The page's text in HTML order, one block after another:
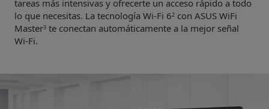
tareas más intensivas y ofrecerte un acceso rápido a todo
lo que necesitas. La tecnología Wi-Fi 62 con ASUS WiFi
Master3 te conectan automáticamente a la mejor señal
Wi-Fi.